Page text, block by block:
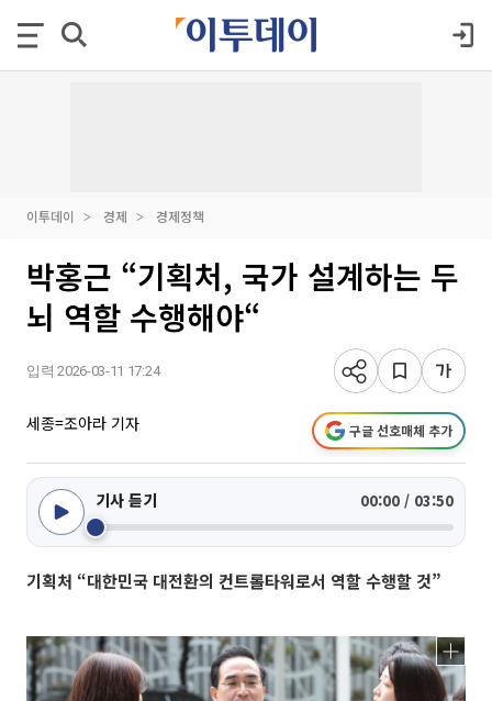
이투데이 경제 경제정책
박홍근 “기획처, 국가 설계하는 두
뇌 역할 수행해야“
입력 2026-03-11 17:24
세종=조아라 기자 구글 선호매체 추가
기사 듣기 00:00 / 03:50
기획처 “대한민국 대전환의 컨트롤타워로서 역할 수행할 것”